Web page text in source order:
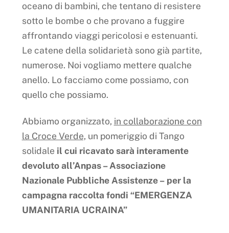
oceano di bambini, che tentano di resistere
sotto le bombe o che provano a fuggire
affrontando viaggi pericolosi e estenuanti.
Le catene della solidarietà sono già partite,
numerose. Noi vogliamo mettere qualche
anello. Lo facciamo come possiamo, con
quello che possiamo.
Abbiamo organizzato, in collaborazione con
la Croce Verde, un pomeriggio di Tango
solidale il cui ricavato sarà interamente
devoluto all’Anpas – Associazione
Nazionale Pubbliche Assistenze – per la
campagna raccolta fondi “EMERGENZA
UMANITARIA UCRAINA”